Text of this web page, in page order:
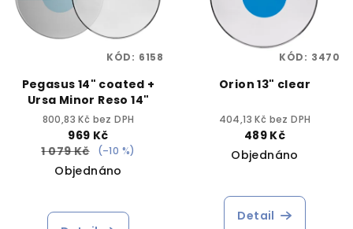
Pegasus 14" coated +
Ursa Minor Reso 14"
800,83 Kč bez DPH
969 Kč
1 079 Kč
(–10 %)
Objednáno
KÓD: 6158
Orion 13" clear
404,13 Kč bez DPH
489 Kč
Objednáno
Detail
KÓD: 3470